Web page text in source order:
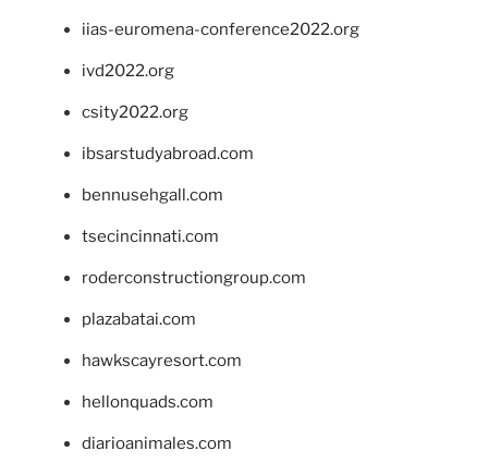
iias-euromena-conference2022.org
ivd2022.org
csity2022.org
ibsarstudyabroad.com
bennusehgall.com
tsecincinnati.com
roderconstructiongroup.com
plazabatai.com
hawkscayresort.com
hellonquads.com
diarioanimales.com